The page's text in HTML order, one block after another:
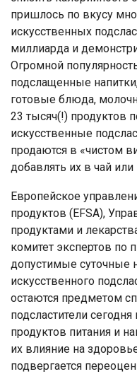
пришлось по вкусу
искусственных
миллиарда и
Огромной
подслащенные
готовые блюда,
23 тысяч(!) продуктов
искусственные
продаются в «чистом
добавлять их в чай
Европейское
продуктов (EFSA),
продуктами и
комитет экспертов
допустимые суточные
искусственного
остаются предметом
подсластители
продуктов питания и
их влияние на
подвергается